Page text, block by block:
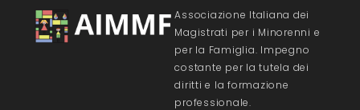
Associazione Italiana dei
Magistrati per i Minorenni e
per la Famiglia. Impegno
costante per la tutela dei
diritti e la formazione
professionale.